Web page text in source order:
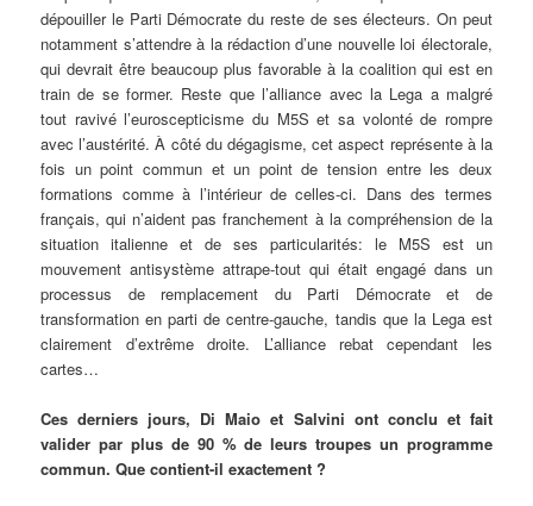
dépouiller le Parti Démocrate du reste de ses électeurs. On peut
notamment s’attendre à la rédaction d’une nouvelle loi électorale,
qui devrait être beaucoup plus favorable à la coalition qui est en
train de se former. Reste que l’alliance avec la Lega a malgré
tout ravivé l’euroscepticisme du M5S et sa volonté de rompre
avec l’austérité. À côté du dégagisme, cet aspect représente à la
fois un point commun et un point de tension entre les deux
formations comme à l’intérieur de celles-ci. Dans des termes
français, qui n’aident pas franchement à la compréhension de la
situation italienne et de ses particularités: le M5S est un
mouvement antisystème attrape-tout qui était engagé dans un
processus de remplacement du Parti Démocrate et de
transformation en parti de centre-gauche, tandis que la Lega est
clairement d’extrême droite. L’alliance rebat cependant les
cartes…
Ces derniers jours, Di Maio et Salvini ont conclu et fait
valider par plus de 90 % de leurs troupes un programme
commun. Que contient-il exactement ?